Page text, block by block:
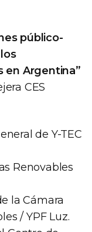
público-
en Argentina”
CES
de Y-TEC
Renovables
la Cámara
/ YPF Luz.